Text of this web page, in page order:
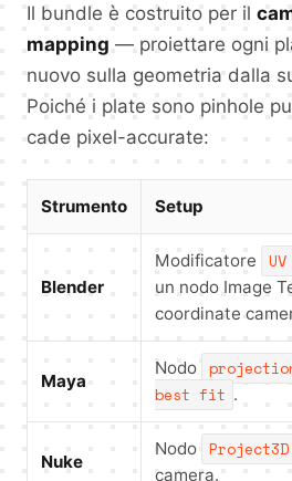
Il bundle è costruito per il
mapping — proiettare ogni
nuovo sulla geometria dalla
Poiché i plate sono pinhole
cade pixel-accurate:
Strumento Setup
Blender
Modificatore
un nodo Image
coordinate
Maya
Nodo
best fit .
Nuke
Nodo Project3D
camera.